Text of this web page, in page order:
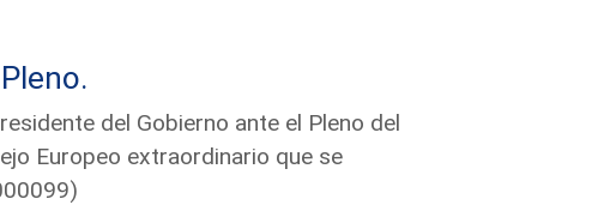
del Gobierno ante el Pleno del
Europeo extraordinario que se